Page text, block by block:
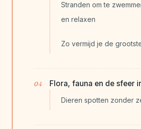
Stranden om te
en relaxen
Zo vermijd je de
Flora, fauna en de sfeer
Dieren spotten zonder